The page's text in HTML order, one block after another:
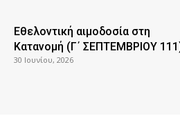
Εθελοντική αιμοδοσία στη
Κατανομή (Γ΄ ΣΕΠΤΕΜΒΡΙΟΥ
30 Ιουνίου, 2026